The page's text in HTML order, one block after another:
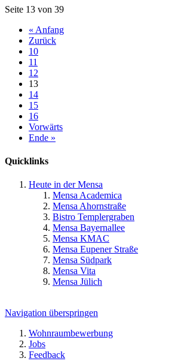
Seite 13 von 39
« Anfang
Zurück
10
11
12
13
14
15
16
Vorwärts
Ende »
Quicklinks
Heute in der Mensa
Mensa Academica
Mensa Ahornstraße
Bistro Templergraben
Mensa Bayernallee
Mensa KMAC
Mensa Eupener Straße
Mensa Südpark
Mensa Vita
Mensa Jülich
Navigation überspringen
Wohnraumbewerbung
Jobs
Feedback